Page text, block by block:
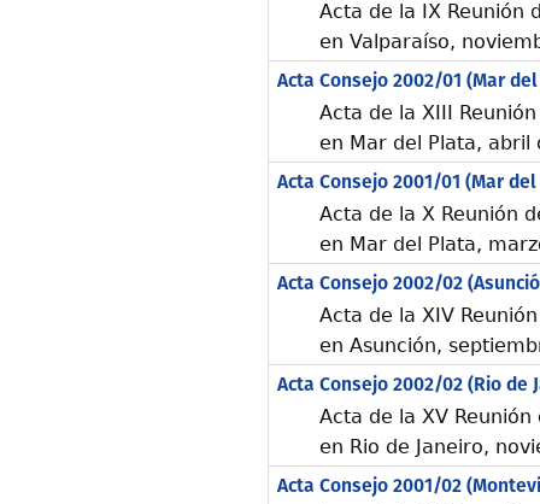
Acta de la IX Reunión
en Valparaíso,
Acta Consejo 2002/01 (Mar
Acta de la XIII
en Mar del Plata, abril
Acta Consejo 2001/01 (Mar
Acta de la X Reunión
en Mar del Plata,
Acta Consejo 2002/02
Acta de la XIV
en Asunción,
Acta Consejo 2002/02 (Rio de
Acta de la XV
en Rio de Janeiro,
Acta Consejo 2001/02